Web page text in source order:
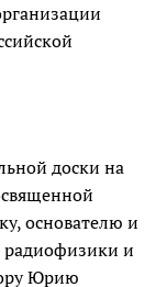
доски на
основателю и
радиофизики и
Юрию